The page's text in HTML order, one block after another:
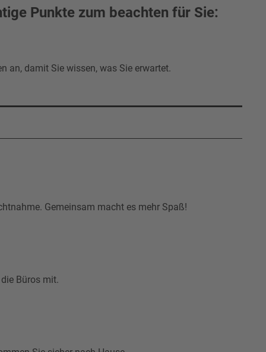
Punkte zum beachten für Sie:
an, damit Sie wissen, was Sie erwartet.
Gemeinsam macht es mehr Spaß!
Büros mit.